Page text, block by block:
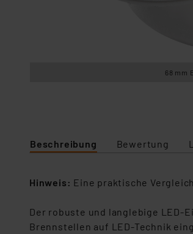
68 mm
Beschreibung Bewertung
Hinweis: Eine praktische
Der robuste und langlebige LED-
Brennstellen auf LED-Technik